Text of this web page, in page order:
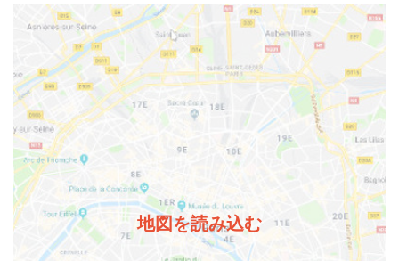
地図を読み込む